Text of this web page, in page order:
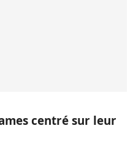
centré sur leur